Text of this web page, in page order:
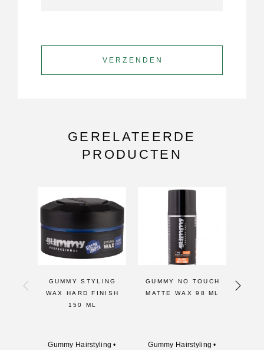
GERELATEERDE
PRODUCTEN
GUMMY STYLING
WAX HARD FINISH
150 ML
Gummy Hairstyling •
GUMMY NO TOUCH
MATTE WAX 98 ML
Gummy Hairstyling •